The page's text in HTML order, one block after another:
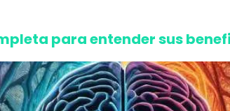
para entender sus